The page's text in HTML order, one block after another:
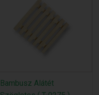
Bambusz Alátét